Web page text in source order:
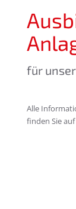
für
Alle
finden Sie